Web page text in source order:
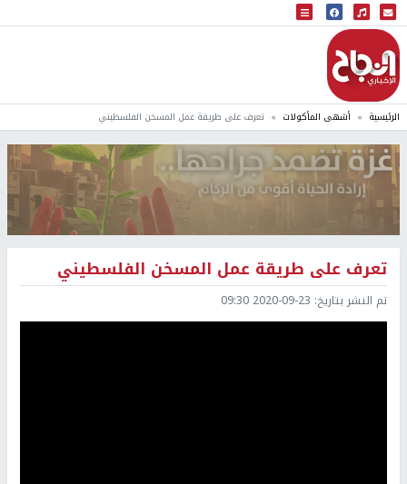
البث المباشر
إذاعة النجاح
الرئيسية أشهى المأكولات تعرف على طريقة عمل المسخن الفلسطيني
تعرف على طريقة عمل المسخن الفلسطيني
تم النشر بتاريخ: 2020-09-23 09:30